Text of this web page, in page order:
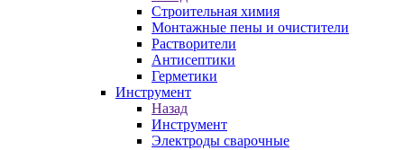
Строительная химия
Монтажные пены и очистители
Растворители
Антисептики
Герметики
Инструмент
Назад
Инструмент
Электроды сварочные